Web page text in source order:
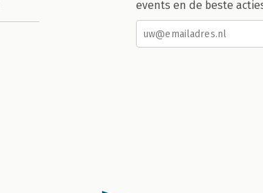
events en de beste